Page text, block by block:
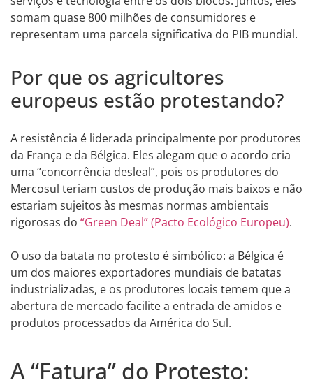
somam quase 800 milhões de consumidores e
representam uma parcela significativa do PIB mundial.
Por que os agricultores
europeus estão protestando?
A resistência é liderada principalmente por produtores
da França e da Bélgica. Eles alegam que o acordo cria
uma “concorrência desleal”, pois os produtores do
Mercosul teriam custos de produção mais baixos e não
estariam sujeitos às mesmas normas ambientais
rigorosas do “Green Deal” (Pacto Ecológico Europeu).
O uso da batata no protesto é simbólico: a Bélgica é
um dos maiores exportadores mundiais de batatas
industrializadas, e os produtores locais temem que a
abertura de mercado facilite a entrada de amidos e
produtos processados da América do Sul.
A “Fatura” do Protesto: